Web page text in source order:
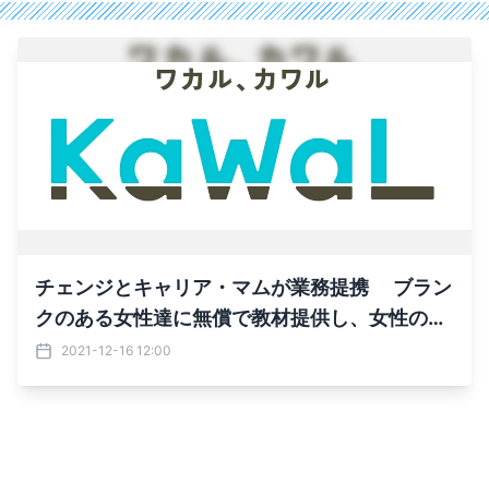
チェンジとキャリア・マムが業務提携 ブラン
クのある女性達に無償で教材提供し、女性の復
職支援に貢献 デジタルテクノロジーを活用
2021-12-16 12:00